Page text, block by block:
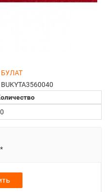
БУЛАТ
BUKYTA3560040